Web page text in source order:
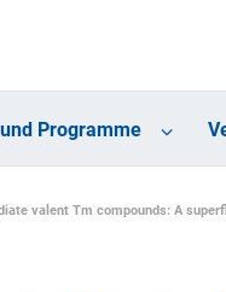
Programme
valent Tm compounds: A